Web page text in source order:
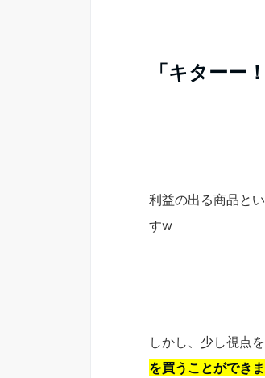
「キターー！
利益の出る商品と
すw
しかし、少し視点
を買うことができま